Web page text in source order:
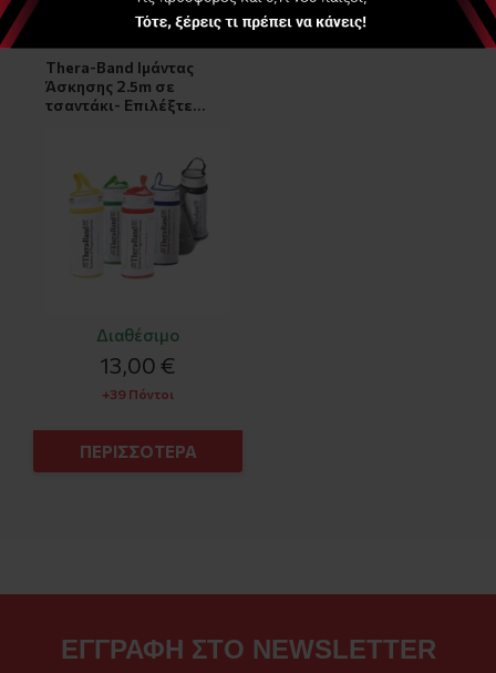
Thera-Band Ιμάντας
Άσκησης 2.5m σε
τσαντάκι- Επιλέξτε
Διαθέσιμο
13,00 €
+39 Πόντοι
ΠΕΡΙΣΣΟΤΕΡΑ
ΕΓΓΡΑΦΗ ΣΤΟ NEWSLETTER